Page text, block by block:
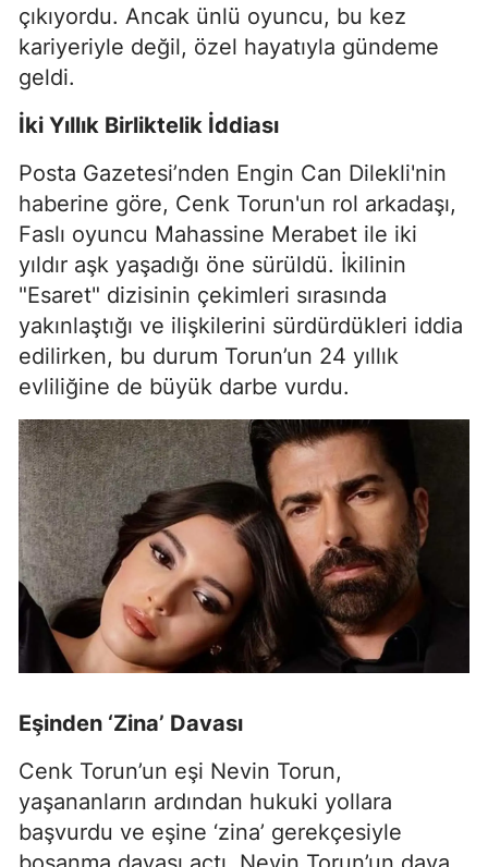
çıkıyordu. Ancak ünlü oyuncu, bu kez
kariyeriyle değil, özel hayatıyla gündeme
geldi.
İki Yıllık Birliktelik İddiası
Posta Gazetesi’nden Engin Can Dilekli'nin
haberine göre, Cenk Torun'un rol arkadaşı,
Faslı oyuncu Mahassine Merabet ile iki
yıldır aşk yaşadığı öne sürüldü. İkilinin
"Esaret" dizisinin çekimleri sırasında
yakınlaştığı ve ilişkilerini sürdürdükleri iddia
edilirken, bu durum Torun’un 24 yıllık
evliliğine de büyük darbe vurdu.
Eşinden ‘Zina’ Davası
Cenk Torun’un eşi Nevin Torun,
yaşananların ardından hukuki yollara
başvurdu ve eşine ‘zina’ gerekçesiyle